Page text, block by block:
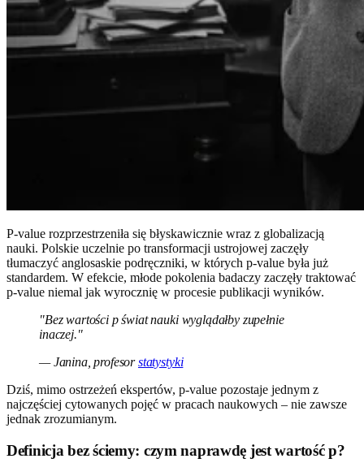
P-value rozprzestrzeniła się błyskawicznie wraz z globalizacją
nauki. Polskie uczelnie po transformacji ustrojowej zaczęły
tłumaczyć anglosaskie podręczniki, w których p-value była już
standardem. W efekcie, młode pokolenia badaczy zaczęły traktować
p-value niemal jak wyrocznię w procesie publikacji wyników.
"Bez wartości p świat nauki wyglądałby zupełnie
inaczej."
— Janina, profesorstatystyki
Dziś, mimo ostrzeżeń ekspertów, p-value pozostaje jednym z
najczęściej cytowanych pojęć w pracach naukowych – nie zawsze
jednak zrozumianym.
Definicja bez ściemy: czym naprawdę jest wartość p?